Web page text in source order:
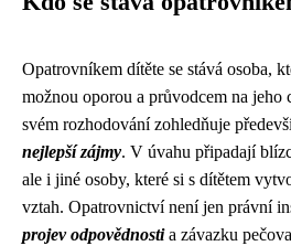
Opatrovníkem dítěte se stává osoba,
možnou oporou a průvodcem na jeho
svém rozhodování zohledňuje
nejlepší zájmy. V úvahu připadají
ale i jiné osoby, které si s dítětem
vztah. Opatrovnictví není jen právní
projev odpovědnostia závazku